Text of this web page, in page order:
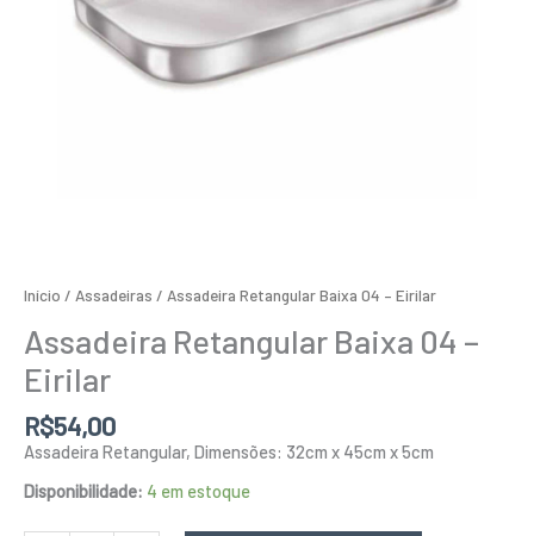
Início / Assadeiras / Assadeira Retangular Baixa 04 – Eirilar
Assadeira Retangular Baixa 04 –
Eirilar
R$54,00
Assadeira Retangular, Dimensões: 32cm x 45cm x 5cm
Disponibilidade: 4 em estoque